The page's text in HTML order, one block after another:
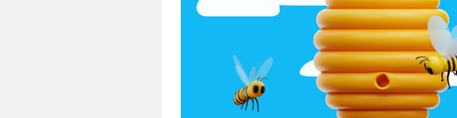
꿀알바 유흥꿀알바 유흥알바
퇴근후알바 대학생알바 방학알바